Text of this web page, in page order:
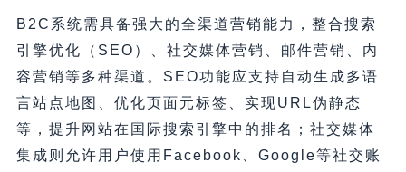
B2C系统需具备强大的全渠道营销能力，整合搜索
引擎优化（SEO）、社交媒体营销、邮件营销、内
容营销等多种渠道。SEO功能应支持自动生成多语
言站点地图、优化页面元标签、实现URL伪静态
等，提升网站在国际搜索引擎中的排名；社交媒体
集成则允许用户使用Facebook、Google等社交账